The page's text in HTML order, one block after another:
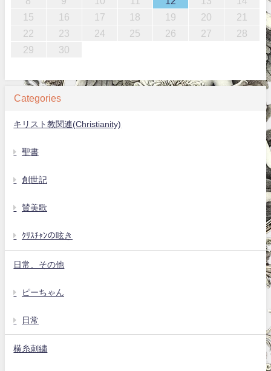
15
16 17 18 19 20
21
22
23 24 25 26 27
28
29
30
Categories
キリスト教関連(Christianity)
聖書
創世記
賛美歌
ｸﾘｽﾁｬﾝの呟き
日常、その他
ピーちゃん
日常
横糸刺繍